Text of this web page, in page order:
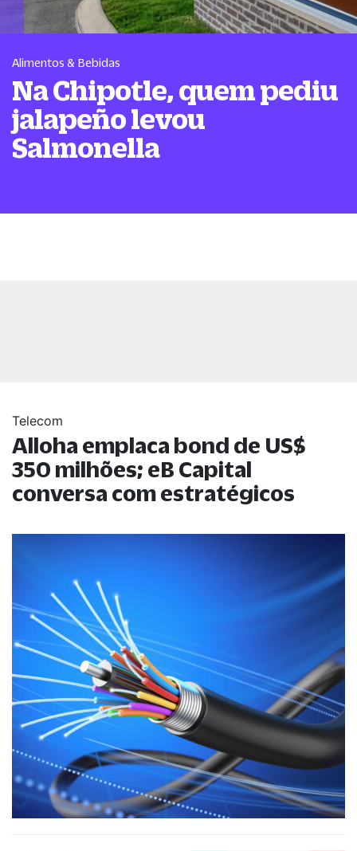
Alimentos & Bebidas
Na Chipotle, quem pediu
jalapeño levou
Salmonella
Telecom
Alloha emplaca bond de US$
350 milhões; eB Capital
conversa com estratégicos